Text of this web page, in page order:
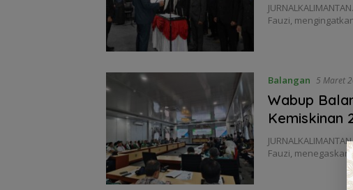
Fauzi,
Balangan 5 Maret
Wabup
Kemiskinan
Fauzi,